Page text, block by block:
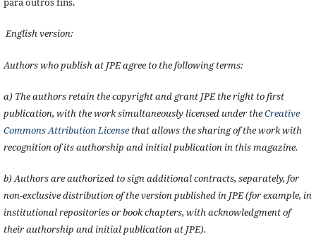
English version:
Authors who publish at JPE agree to the following terms:
a) The authors retain the copyright and grant JPE the right to first
publication, with the work simultaneously licensed under theCreative
Commons Attribution Licensethat allows the sharing of the work with
recognition of its authorship and initial publication in this magazine.
b) Authors are authorized to sign additional contracts, separately, for
non-exclusive distribution of the version published in JPE (for example, in
institutional repositories or book chapters, with acknowledgment of
their authorship and initial publication at JPE).